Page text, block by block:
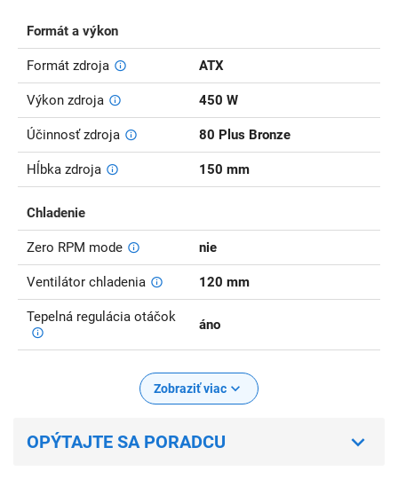
Formát a výkon
Formát zdroja ATX
Výkon zdroja 450 W
Účinnosť zdroja 80 Plus Bronze
Hĺbka zdroja 150 mm
Chladenie
Zero RPM mode nie
Ventilátor chladenia 120 mm
Tepelná regulácia otáčok áno
Zobraziť viac
OPÝTAJTE SA PORADCU